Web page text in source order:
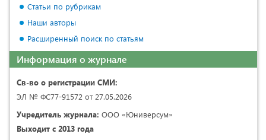
Статьи по рубрикам
Наши авторы
Расширенный поиск по статьям
Информация о журнале
Св-во о регистрации СМИ:
ЭЛ № ФС77-91572 от 27.05.2026
Учредитель журнала: ООО «Юниверсум»
Выходит с 2013 года